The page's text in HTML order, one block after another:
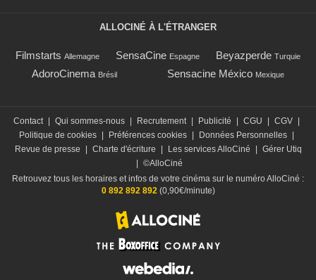
ALLOCINÉ À L'ÉTRANGER
Filmstarts Allemagne SensaCine Espagne Beyazperde Turquie
AdoroCinema Brésil Sensacine México Mexique
Contact | Qui sommes-nous | Recrutement | Publicité | CGU | CGV |
Politique de cookies | Préférences cookies | Données Personnelles |
Revue de presse
| Charte d'écriture | Les services AlloCiné | Gérer Utiq
| ©AlloCiné
Retrouvez tous les horaires et infos de votre cinéma sur le numéro AlloCiné :
0 892 892 892(0,90€/minute)